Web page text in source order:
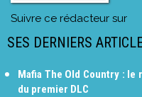
Suivre ce rédacteur sur
SES DERNIERS
Mafia The Old Country :
du premier DLC